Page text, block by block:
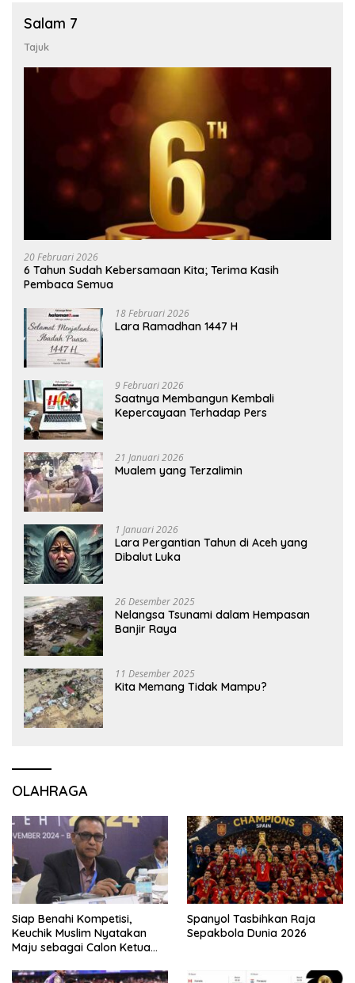
Salam 7
Tajuk
20 Februari 2026
6 Tahun Sudah Kebersamaan Kita; Terima Kasih
Pembaca Semua
18 Februari 2026
Lara Ramadhan 1447 H
9 Februari 2026
Saatnya Membangun Kembali
Kepercayaan Terhadap Pers
21 Januari 2026
Mualem yang Terzalimin
1 Januari 2026
Lara Pergantian Tahun di Aceh yang
Dibalut Luka
26 Desember 2025
Nelangsa Tsunami dalam Hempasan
Banjir Raya
11 Desember 2025
Kita Memang Tidak Mampu?
OLAHRAGA
Siap Benahi Kompetisi,
Keuchik Muslim Nyatakan
Maju sebagai Calon Ketua
Spanyol Tasbihkan Raja
Sepakbola Dunia 2026